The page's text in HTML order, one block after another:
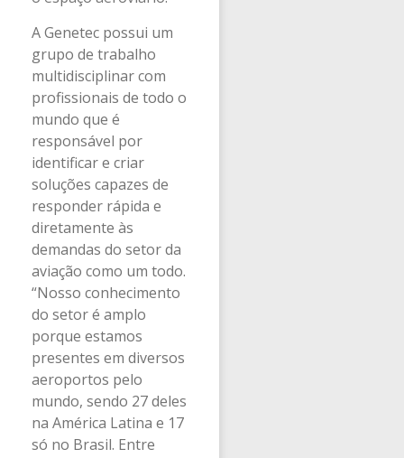
A Genetec possui um
grupo de trabalho
multidisciplinar com
profissionais de todo o
mundo que é
responsável por
identificar e criar
soluções capazes de
responder rápida e
diretamente às
demandas do setor da
aviação como um todo.
“Nosso conhecimento
do setor é amplo
porque estamos
presentes em diversos
aeroportos pelo
mundo, sendo 27 deles
na América Latina e 17
só no Brasil. Entre